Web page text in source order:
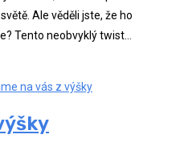
Ale věděli jste, že ho
Tento neobvyklý twist…